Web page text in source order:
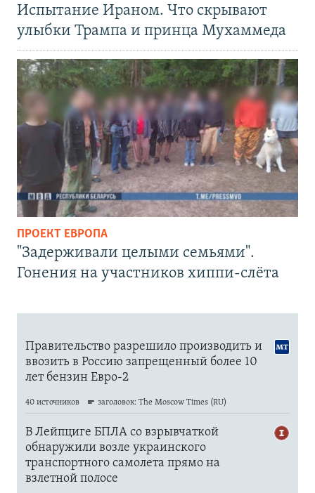
Испытание Ираном. Что скрывают
улыбки Трампа и принца Мухаммеда
ПРОЕКТ ЕВРОПА
"Задерживали целыми семьями".
Гонения на участников хиппи-слёта